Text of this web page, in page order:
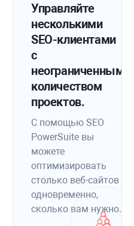
Управляйте
несколькими
SEO-клиентами
с
неограниченным
количеством
проектов.
С помощью SEO
PowerSuite вы
можете
оптимизировать
столько веб-сайтов
одновременно,
сколько вам нужно.